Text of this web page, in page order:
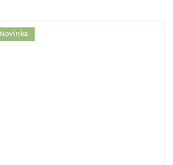
Novinka